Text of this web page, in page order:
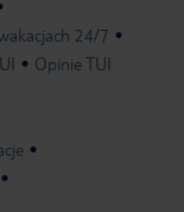
24/7
Opinie TUI